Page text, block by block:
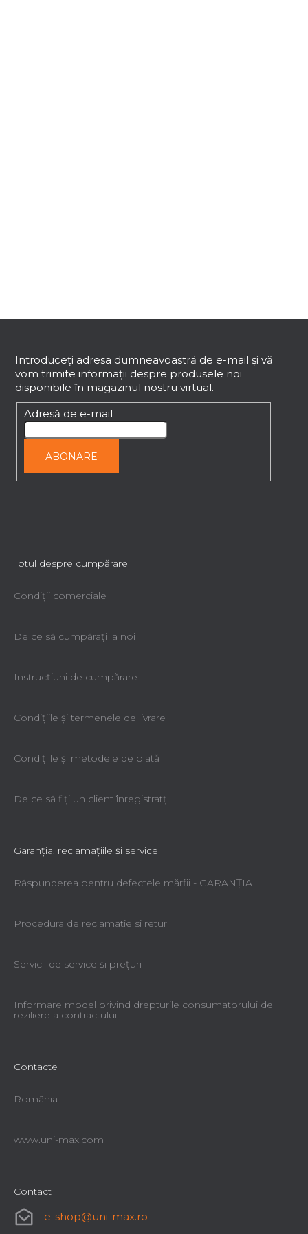
Introduceţi adresa dumneavoastră de e-mail şi vă
vom trimite informaţii despre produsele noi
disponibile în magazinul nostru virtual.
Adresă de e-mail
ABONARE
Totul despre cumpărare
Condiții comerciale
De ce să cumpăraţi la noi
Instrucțiuni de cumpărare
Condiţiile şi termenele de livrare
Condiţiile şi metodele de plată
De ce să fiţi un client înregistratţ
Garanţia, reclamaţiile şi service
Răspunderea pentru defectele mărfii - GARANŢIA
Procedura de reclamatie si retur
Servicii de service şi preţuri
Informare model privind drepturile consumatorului de
reziliere a contractului
Contacte
România
www.uni-max.com
Contact
e-shop@uni-max.ro